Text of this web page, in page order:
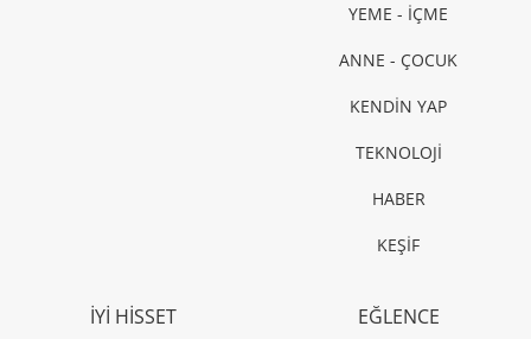
YEME - İÇME
ANNE - ÇOCUK
KENDİN YAP
TEKNOLOJİ
HABER
KEŞİF
İYİ HİSSET EĞLENCE